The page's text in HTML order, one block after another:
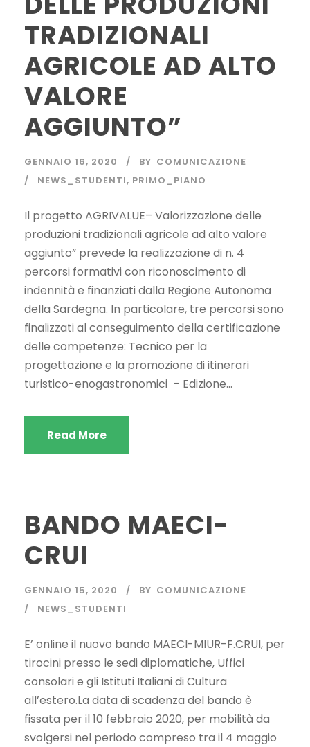
TRADIZIONALI
AGRICOLE AD ALTO
VALORE
AGGIUNTO”
GENNAIO 16, 2020 BY COMUNICAZIONE
NEWS_STUDENTI, PRIMO_PIANO
Il progetto AGRIVALUE– Valorizzazione delle
produzioni tradizionali agricole ad alto valore
aggiunto” prevede la realizzazione di n. 4
percorsi formativi con riconoscimento di
indennità e finanziati dalla Regione Autonoma
della Sardegna. In particolare, tre percorsi sono
finalizzati al conseguimento della certificazione
delle competenze: Tecnico per la
progettazione e la promozione di itinerari
turistico-enogastronomici – Edizione...
Read More
BANDO MAECI-
CRUI
GENNAIO 15, 2020 BY COMUNICAZIONE
NEWS_STUDENTI
E’ online il nuovo bando MAECI-MIUR-F.CRUI, per
tirocini presso le sedi diplomatiche, Uffici
consolari e gli Istituti Italiani di Cultura
all’estero.La data di scadenza del bando è
fissata per il 10 febbraio 2020, per mobilità da
svolgersi nel periodo compreso tra il 4 maggio